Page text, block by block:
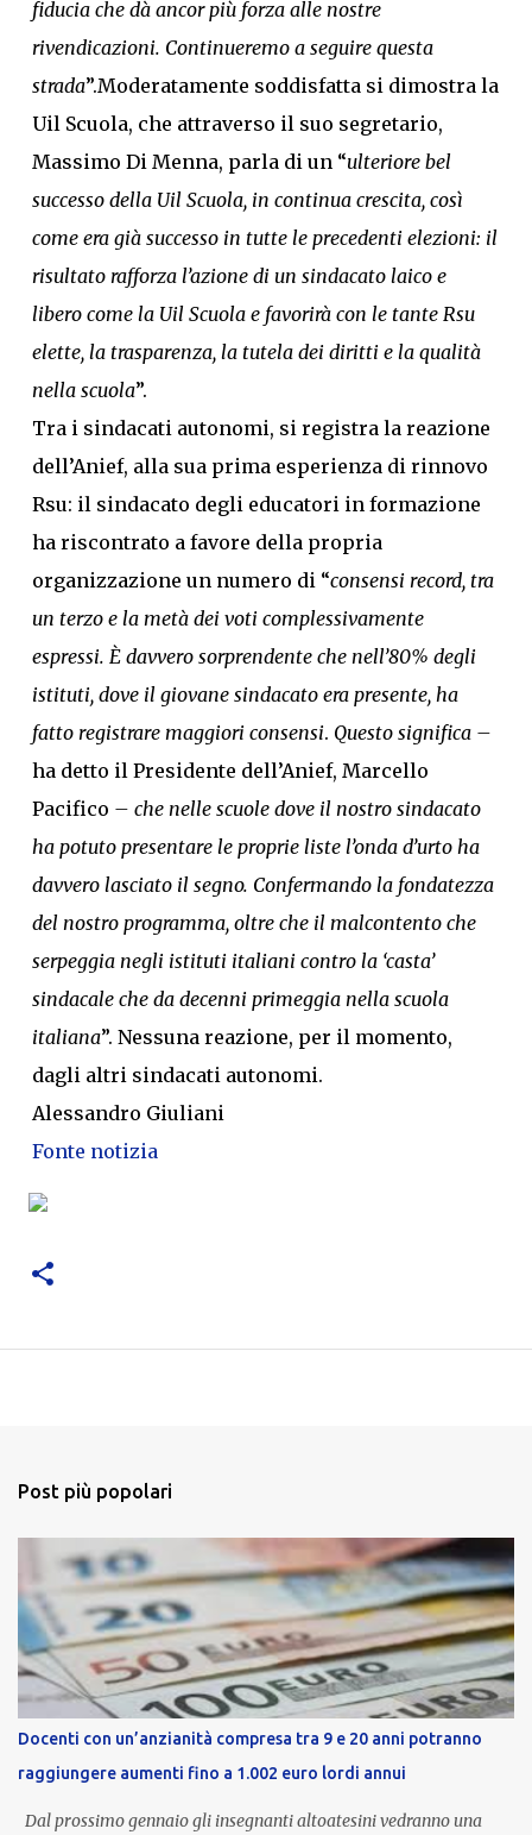
fiducia che dà ancor più forza alle nostre
rivendicazioni. Continueremo a seguire questa
strada”.Moderatamente soddisfatta si dimostra la
Uil Scuola, che attraverso il suo segretario,
Massimo Di Menna, parla di un “ulteriore bel
successo della Uil Scuola, in continua crescita, così
come era già successo in tutte le precedenti elezioni: il
risultato rafforza l’azione di un sindacato laico e
libero come la Uil Scuola e favorirà con le tante Rsu
elette, la trasparenza, la tutela dei diritti e la qualità
nella scuola”.
Tra i sindacati autonomi, si registra la reazione
dell’Anief, alla sua prima esperienza di rinnovo
Rsu: il sindacato degli educatori in formazione
ha riscontrato a favore della propria
organizzazione un numero di “consensi record, tra
un terzo e la metà dei voti complessivamente
espressi. È davvero sorprendente che nell’80% degli
istituti, dove il giovane sindacato era presente, ha
fatto registrare maggiori consensi. Questo significa –
ha detto il Presidente dell’Anief, Marcello
Pacifico – che nelle scuole dove il nostro sindacato
ha potuto presentare le proprie liste l’onda d’urto ha
davvero lasciato il segno. Confermando la fondatezza
del nostro programma, oltre che il malcontento che
serpeggia negli istituti italiani contro la ‘casta’
sindacale che da decenni primeggia nella scuola
italiana”. Nessuna reazione, per il momento,
dagli altri sindacati autonomi.
Alessandro Giuliani
Fonte notizia
Post più popolari
Docenti con un’anzianità compresa tra 9 e 20 anni potranno
raggiungere aumenti fino a 1.002 euro lordi annui
Dal prossimo gennaio gli insegnanti altoatesini vedranno una